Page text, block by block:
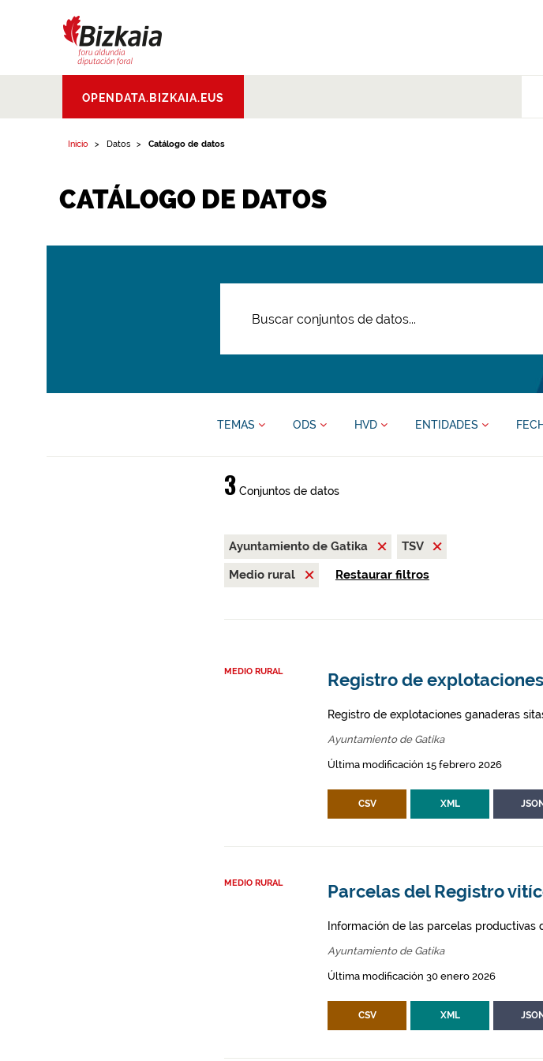
Aldundia.Diputacion
Foral de Bizkaia
OPENDATA.BIZKAIA.EUS
Inicio Datos Catálogo de datos
CATÁLOGO DE DATOS
TEMAS ODS HVD ENTIDADES
3Conjuntos de datos
Ayuntamiento de Gatika
TSV
Medio rural
Restaurar filtros
MEDIO RURAL Registro de
Registro de explotaciones ganaderas
Ayuntamiento de Gatika
Última modificación 15 febrero 2026
CSV XML JSON
MEDIO RURAL Parcelas del Registro
Información de las parcelas
Ayuntamiento de Gatika
Última modificación 30 enero 2026
CSV XML JSON